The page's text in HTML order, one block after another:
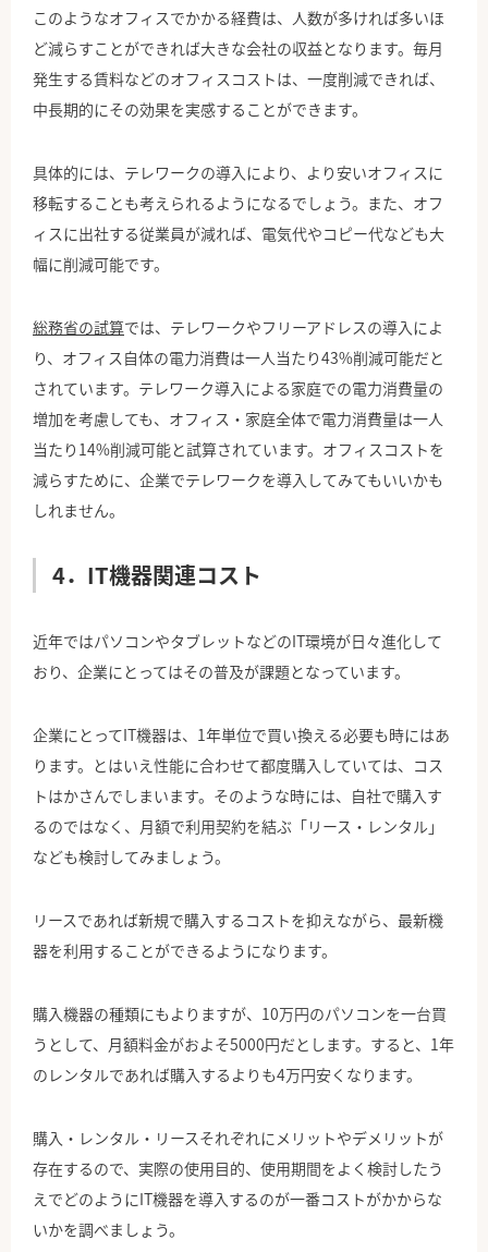
このようなオフィスでかかる経費は、人数が多ければ多いほ
ど減らすことができれば大きな会社の収益となります。毎月
発生する賃料などのオフィスコストは、一度削減できれば、
中長期的にその効果を実感することができます。
具体的には、テレワークの導入により、より安いオフィスに
移転することも考えられるようになるでしょう。また、オフ
ィスに出社する従業員が減れば、電気代やコピー代なども大
幅に削減可能です。
総務省の試算では、テレワークやフリーアドレスの導入によ
り、オフィス自体の電力消費は一人当たり43%削減可能だと
されています。テレワーク導入による家庭での電力消費量の
増加を考慮しても、オフィス・家庭全体で電力消費量は一人
当たり14%削減可能と試算されています。オフィスコストを
減らすために、企業でテレワークを導入してみてもいいかも
しれません。
4．IT機器関連コスト
近年ではパソコンやタブレットなどのIT環境が日々進化して
おり、企業にとってはその普及が課題となっています。
企業にとってIT機器は、1年単位で買い換える必要も時にはあ
ります。とはいえ性能に合わせて都度購入していては、コス
トはかさんでしまいます。そのような時には、自社で購入す
るのではなく、月額で利用契約を結ぶ「リース・レンタル」
なども検討してみましょう。
リースであれば新規で購入するコストを抑えながら、最新機
器を利用することができるようになります。
購入機器の種類にもよりますが、10万円のパソコンを一台買
うとして、月額料金がおよそ5000円だとします。すると、1年
のレンタルであれば購入するよりも4万円安くなります。
購入・レンタル・リースそれぞれにメリットやデメリットが
存在するので、実際の使用目的、使用期間をよく検討したう
えでどのようにIT機器を導入するのが一番コストがかからな
いかを調べましょう。